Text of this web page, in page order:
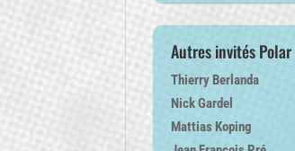
Autres invités Polar
Thierry Berlanda
Nick Gardel
Mattias Koping